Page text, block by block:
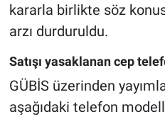
kararla birlikte söz
arzı durduruldu.
Satışı yasaklanan cep
GÜBİS üzerinden
aşağıdaki telefon